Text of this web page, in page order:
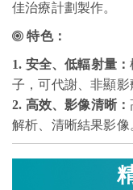
佳治療計劃製作。
特色：
1. 安全、低輻射量：
子，可代謝、非顯影
2.​ 高效、影像清晰：
解析、清晰結果影像